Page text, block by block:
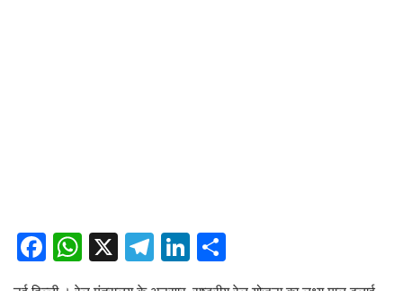
Facebook
WhatsApp
X Telegram
LinkedIn